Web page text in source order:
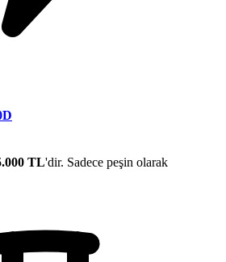
TL'dir. Sadece peşin olarak